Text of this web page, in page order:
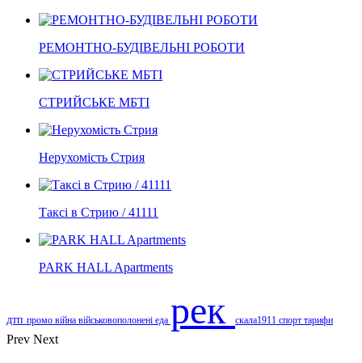
РЕМОНТНО-БУДІВЕЛЬНІ РОБОТИ
СТРИЙСЬКЕ МБТІ
Нерухомість Стрия
Таксі в Стрию / 41111
PARK HALL Apartments
дтп промо війна військовополонені еда рек скала1911 спорт тарифи
Prev Next